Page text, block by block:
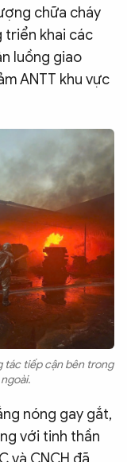
chữa cháy
triển khai các
luồng giao
ANTT khu vực
tác tiếp cận bên trong
nóng gay gắt,
với tinh thần